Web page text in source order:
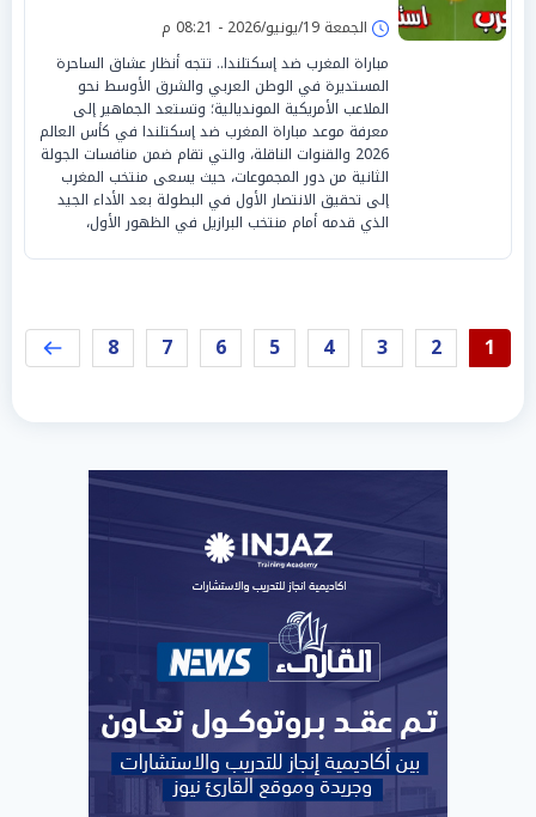
الجمعة 19/يونيو/2026 - 08:21 م
مباراة المغرب ضد إسكتلندا.. تتجه أنظار عشاق الساحرة
المستديرة في الوطن العربي والشرق الأوسط نحو
الملاعب الأمريكية المونديالية؛ وتستعد الجماهير إلى
معرفة موعد مباراة المغرب ضد إسكتلندا في كأس العالم
2026 والقنوات الناقلة، والتي تقام ضمن منافسات الجولة
الثانية من دور المجموعات، حيث يسعى منتخب المغرب
إلى تحقيق الانتصار الأول في البطولة بعد الأداء الجيد
الذي قدمه أمام منتخب البرازيل في الظهور الأول،
1
2
3
4
5
6
7
8